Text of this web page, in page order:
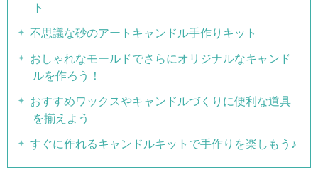
ト
不思議な砂のアートキャンドル手作りキット
おしゃれなモールドでさらにオリジナルなキャンド
ルを作ろう！
おすすめワックスやキャンドルづくりに便利な道具
を揃えよう
すぐに作れるキャンドルキットで手作りを楽しもう♪